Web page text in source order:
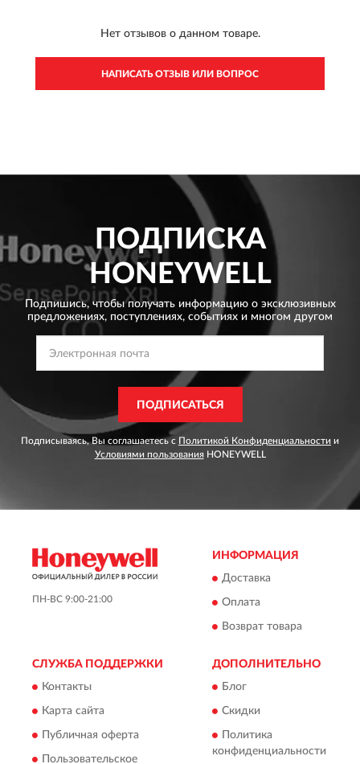
Нет отзывов о данном товаре.
НАПИСАТЬ ОТЗЫВ ИЛИ ВОПРОС
ПОДПИСКА
HONEYWELL
Подпишись, чтобы получать информацию о эксклюзивных
предложениях, поступлениях, событиях и многом другом
ПОДПИСАТЬСЯ
Подписываясь, Вы соглашаетесь с Политикой Конфиденциальности и
Условиями пользованияHONEYWELL
ПН-ВС 9:00-21:00
ИНФОРМАЦИЯ
Доставка
Оплата
Возврат товара
СЛУЖБА ПОДДЕРЖКИ
Контакты
Карта сайта
Публичная оферта
Пользовательское
ДОПОЛНИТЕЛЬНО
Блог
Скидки
Политика
конфиденциальности